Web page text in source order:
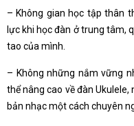
– Không gian học tập thân
lực khi học đàn ở trung tâm,
tao của mình.
– Không những nắm vững
thể nâng cao về đàn
bản nhạc một cách chuyên